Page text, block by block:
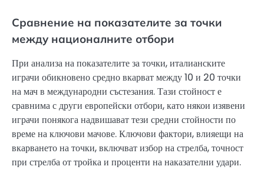
Сравнение на показателите за точки
между националните отбори
При анализа на показателите за точки, италианските
играчи обикновено средно вкарват между 10 и 20 точки
на мач в международни състезания. Тази стойност е
сравнима с други европейски отбори, като някои изявени
играчи понякога надвишават тези средни стойности по
време на ключови мачове. Ключови фактори, влияещи на
вкарването на точки, включват избор на стрелба, точност
при стрелба от тройка и проценти на наказателни удари.